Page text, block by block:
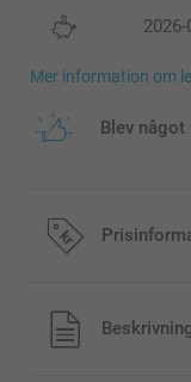
2026-
Mer information om
Blev något
Alla priser är i
exklusive porto.